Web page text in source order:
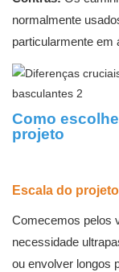
normalmente
particularmente em
Como
projeto
Escala do
Comecemos pelos
necessidade
ou envolver longos